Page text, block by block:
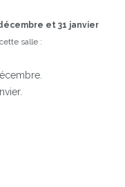
et 31 janvier
salle :